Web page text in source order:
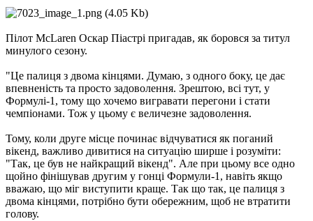
Пілот McLaren Оскар Піастрі пригадав, як боровся за титул
минулого сезону.
"Це палиця з двома кінцями. Думаю, з одного боку, це дає
впевненість та просто задоволення. Зрештою, всі тут, у
Формулі-1, тому що хочемо вигравати перегони і стати
чемпіонами. Тож у цьому є величезне задоволення.
Тому, коли друге місце починає відчуватися як поганий
вікенд, важливо дивитися на ситуацію ширше і розуміти:
"Так, це був не найкращий вікенд". Але при цьому все одно
щойно фінішував другим у гонці Формули-1, навіть якщо
вважаю, що міг виступити краще. Так що так, це палиця з
двома кінцями, потрібно бути обережним, щоб не втратити
голову.